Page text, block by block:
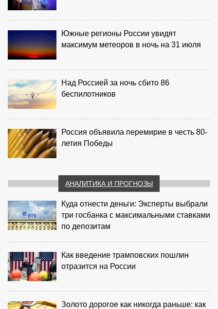
Южные регионы России увидят
максимум метеоров в ночь на 31 июля
Над Россией за ночь сбито 86
беспилотников
Россия объявила перемирие в честь 80-
летия Победы
АНАЛИТИКА И ПРОГНОЗЫ
Куда отнести деньги: Эксперты выбрали
три госбанка с максимальными ставками
по депозитам
Как введение трамповских пошлин
отразится на России
Золото дорогое как никогда раньше: как